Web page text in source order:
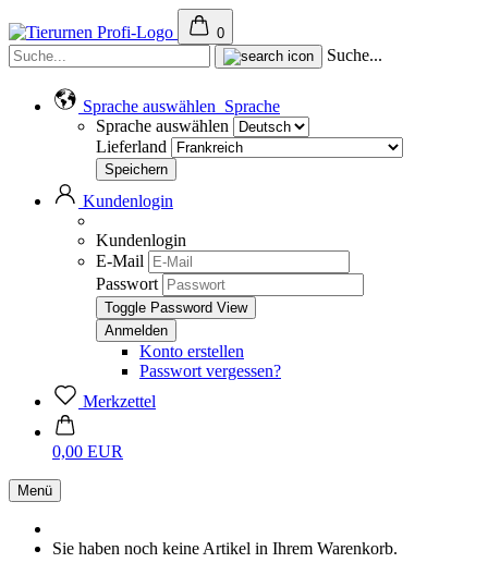
0
Suche...
Sprache auswählen Sprache
Sprache auswählen
Lieferland
Kundenlogin
Kundenlogin
E-Mail
Passwort
Toggle Password View
Konto erstellen
Passwort vergessen?
Merkzettel
0,00 EUR
Menü
Sie haben noch keine Artikel in Ihrem Warenkorb.